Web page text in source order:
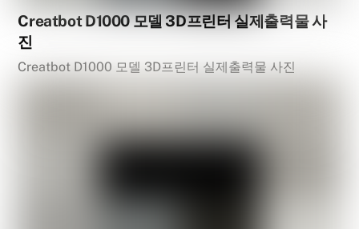
Creatbot D1000 모델 3D프린터 실제출력물 사
진
Creatbot D1000 모델 3D프린터 실제출력물 사진